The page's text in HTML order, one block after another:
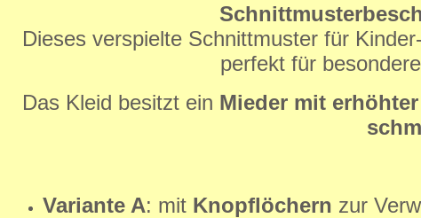
Dieses verspielte Schnittmuster für
perfekt für
Das Kleid besitzt ein Mieder mit
Variante A: mit Knopflöchern zur